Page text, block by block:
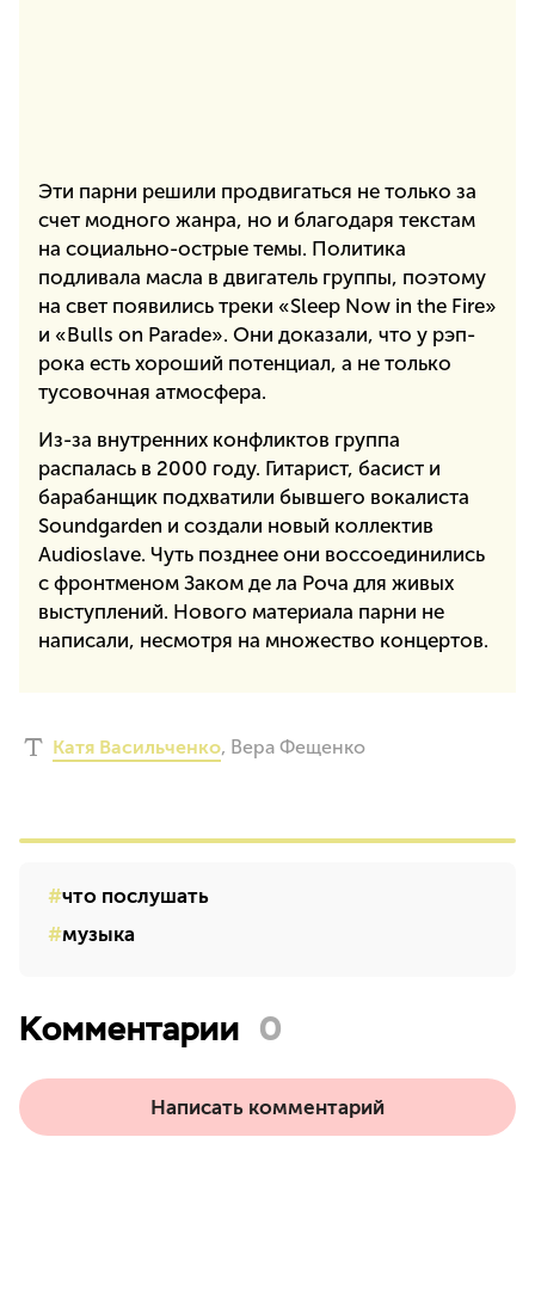
Эти парни решили продвигаться не только за
счет модного жанра, но и благодаря текстам
на социально-острые темы. Политика
подливала масла в двигатель группы, поэтому
на свет появились треки «Sleep Now in the Fire»
и «Bulls on Parade». Они доказали, что у рэп-
рока есть хороший потенциал, а не только
тусовочная атмосфера.
Из-за внутренних конфликтов группа
распалась в 2000 году. Гитарист, басист и
барабанщик подхватили бывшего вокалиста
Soundgarden и создали новый коллектив
Audioslave. Чуть позднее они воссоединились
с фронтменом Заком де ла Роча для живых
выступлений. Нового материала парни не
написали, несмотря на множество концертов.
Катя Васильченко, Вера Фещенко
что послушать
музыка
Комментарии 0
Написать комментарий